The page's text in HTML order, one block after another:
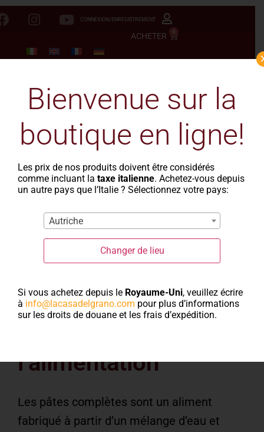
CONNEXION/ENREGISTREMENT
ACHETER 0
Pâtes au blé
complet : les
avantages de les
l’alimentation
Les pâtes complètes sont un aliment
fabriqué à partir d’un mélange d’eau et
Bienvenue sur la
boutique en ligne!
Les prix de nos produits doivent être considérés
comme incluant lataxe italienne. Achetez-vous depuis
un autre pays que l’Italie ? Sélectionnez votre pays:
Autriche
Changer de lieu
Si vous achetez depuis le Royaume-Uni, veuillez écrire
à info@lacasadelgrano.com pour plus d’informations
sur les droits de douane et les frais d’expédition.